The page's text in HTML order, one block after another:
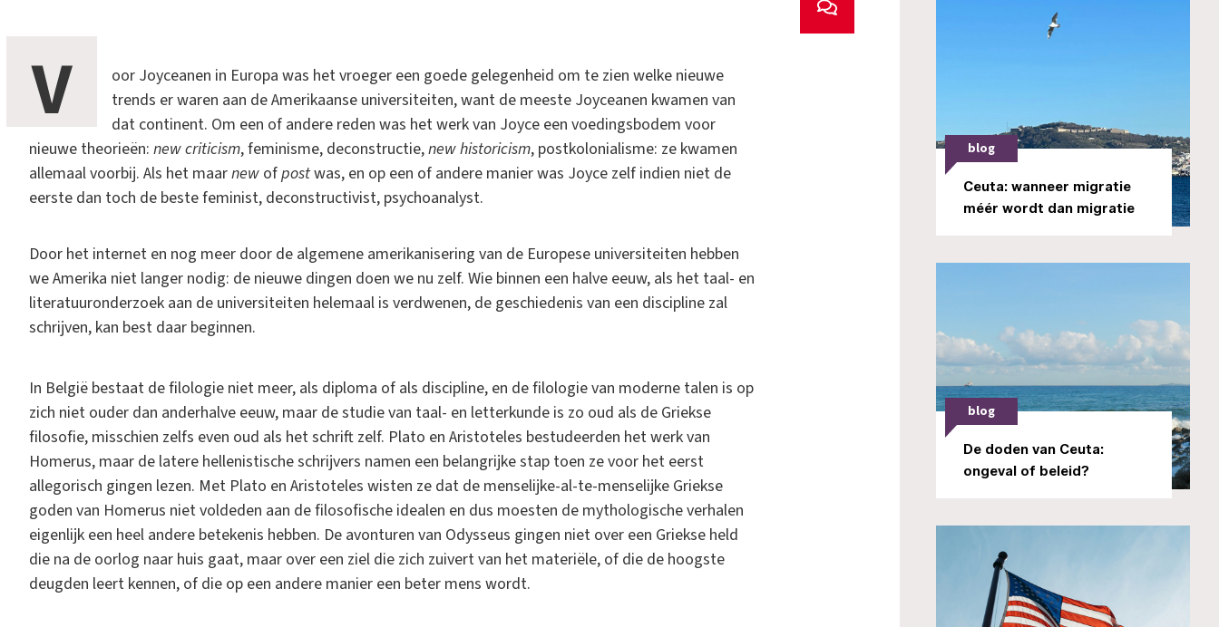
V
oor Joyceanen in Europa was het vroeger een goede gelegenheid om te zien welke nieuwe
trends er waren aan de Amerikaanse universiteiten, want de meeste Joyceanen kwamen van
dat continent. Om een of andere reden was het werk van Joyce een voedingsbodem voor
nieuwe theorieën: new criticism, feminisme, deconstructie,new historicism, postkolonialisme: ze kwamen
allemaal voorbij. Als het maarnew ofpostwas, en op een of andere manier was Joyce zelf indien niet de
eerste dan toch de beste feminist, deconstructivist, psychoanalyst.
Door het internet en nog meer door de algemene amerikanisering van de Europese universiteiten hebben
we Amerika niet langer nodig: de nieuwe dingen doen we nu zelf. Wie binnen een halve eeuw, als het taal- en
literatuuronderzoek aan de universiteiten helemaal is verdwenen, de geschiedenis van een discipline zal
schrijven, kan best daar beginnen.
In België bestaat de filologie niet meer, als diploma of als discipline, en de filologie van moderne talen is op
zich niet ouder dan anderhalve eeuw, maar de studie van taal- en letterkunde is zo oud als de Griekse
filosofie, misschien zelfs even oud als het schrift zelf. Plato en Aristoteles bestudeerden het werk van
Homerus, maar de latere hellenistische schrijvers namen een belangrijke stap toen ze voor het eerst
allegorisch gingen lezen. Met Plato en Aristoteles wisten ze dat de menselijke-al-te-menselijke Griekse
goden van Homerus niet voldeden aan de filosofische idealen en dus moesten de mythologische verhalen
eigenlijk een heel andere betekenis hebben. De avonturen van Odysseus gingen niet over een Griekse held
die na de oorlog naar huis gaat, maar over een ziel die zich zuivert van het materiële, of die de hoogste
deugden leert kennen, of die op een andere manier een beter mens wordt.
blog
Ceuta: wanneer migratie
méér wordt dan migratie
blog
De doden van Ceuta:
ongeval of beleid?